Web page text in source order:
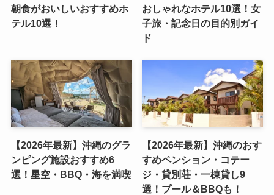
朝食がおいしいおすすめホ
テル10選！
おしゃれなホテル10選！女
子旅・記念日の目的別ガイ
ド
【2026年最新】沖縄のグラ
ンピング施設おすすめ6
選！星空・BBQ・海を満喫
【2026年最新】沖縄のおす
すめペンション・コテー
ジ・貸別荘・一棟貸し9
選！プール＆BBQも！